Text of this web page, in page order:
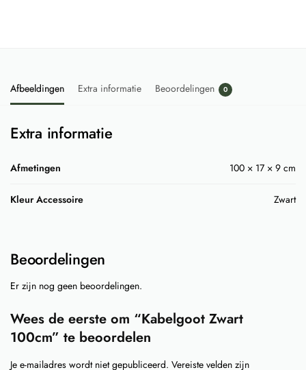
Afbeeldingen Extra informatie Beoordelingen 0
Extra informatie
Afmetingen 100 × 17 × 9 cm
Kleur Accessoire Zwart
Beoordelingen
Er zijn nog geen beoordelingen.
Wees de eerste om “Kabelgoot Zwart
100cm” te beoordelen
Je e-mailadres wordt niet gepubliceerd. Vereiste velden zijn